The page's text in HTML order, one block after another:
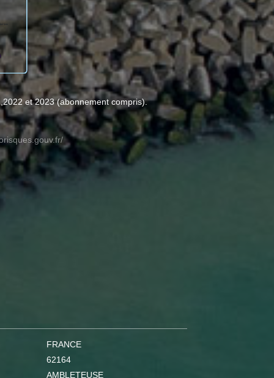
et 2023 (abonnement compris).
FRANCE
62164
AMBLETEUSE